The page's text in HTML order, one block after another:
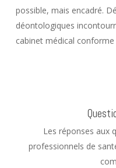
possible, mais encadré.
déontologiques
cabinet médical
Les réponses aux
professionnels de